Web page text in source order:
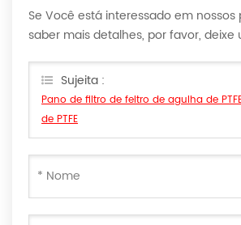
Se Você está interessado em
saber mais detalhes, por favor,
Sujeita :
Pano de filtro de feltro de agulha de
de PTFE